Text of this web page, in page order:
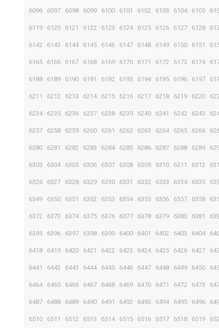
6096 6097 6098 6099 6100 6101 6102 6103 6104 6105
6119 6120 6121 6122 6123 6124 6125 6126 6127 6128
6142 6143 6144 6145 6146 6147 6148 6149 6150 6151
6165 6166 6167 6168 6169 6170 6171 6172 6173 6174
6188 6189 6190 6191 6192 6193 6194 6195 6196 6197
6211 6212 6213 6214 6215 6216 6217 6218 6219 6220
6234 6235 6236 6237 6238 6239 6240 6241 6242 6243
6257 6258 6259 6260 6261 6262 6263 6264 6265 6266
6280 6281 6282 6283 6284 6285 6286 6287 6288 6289
6303 6304 6305 6306 6307 6308 6309 6310 6311 6312
6326 6327 6328 6329 6330 6331 6332 6333 6334 6335
6349 6350 6351 6352 6353 6354 6355 6356 6357 6358
6372 6373 6374 6375 6376 6377 6378 6379 6380 6381
6395 6396 6397 6398 6399 6400 6401 6402 6403 6404
6418 6419 6420 6421 6422 6423 6424 6425 6426 6427
6441 6442 6443 6444 6445 6446 6447 6448 6449 6450
6464 6465 6466 6467 6468 6469 6470 6471 6472 6473
6487 6488 6489 6490 6491 6492 6493 6494 6495 6496
6510 6511 6512 6513 6514 6515 6516 6517 6518 6519